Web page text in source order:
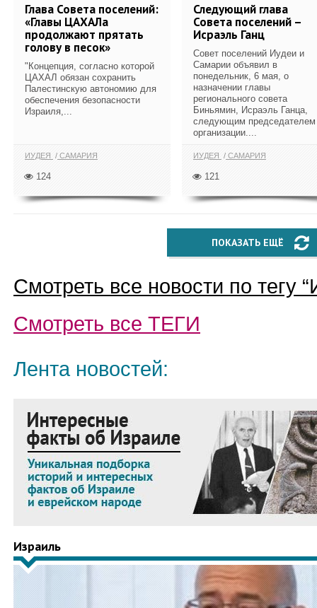
Глава Совета поселений:
«Главы ЦАХАЛа
продолжают прятать
голову в песок»
"Концепция, согласно которой
ЦАХАЛ обязан сохранить
Палестинскую автономию для
обеспечения безопасности
Израиля,...
ИУДЕЯ САМАРИЯ
124
Следующий глава
Совета поселений –
Исраэль Ганц
Совет поселений Иудеи и
Самарии объявил в
понедельник, 6 мая, о
назначении главы
регионального совета
Биньямин, Исраэль Ганца,
следующим председателем
организации....
ИУДЕЯ САМАРИЯ
121
ПОКАЗАТЬ ЕЩЁ
Смотреть все новости по тегу “
Смотреть все ТЕГИ
Лента новостей:
Израиль